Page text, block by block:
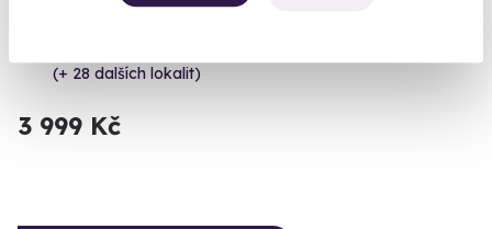
Vystřílíte celkem 110 nábojů!
(+ 28 dalších lokalit)
3 999 Kč